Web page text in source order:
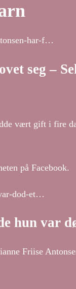
har-f…
seg –
vært gift i fire
på Facebook.
dod-et…
hun var
Friise